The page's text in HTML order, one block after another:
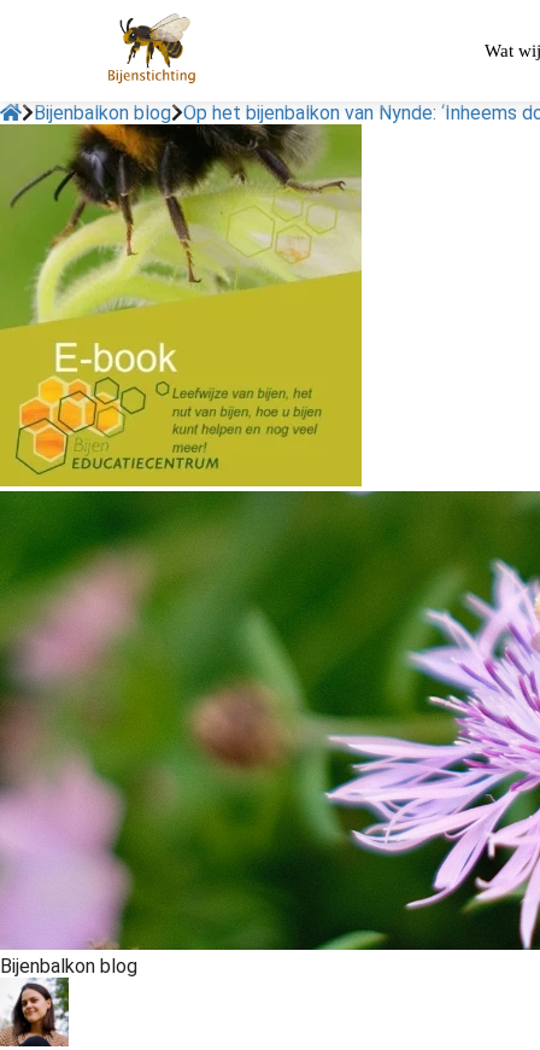
Wat
Bijenbalkon blog Op het bijenbalkon van Nynde: ‘Inheems
Bijenbalkon blog